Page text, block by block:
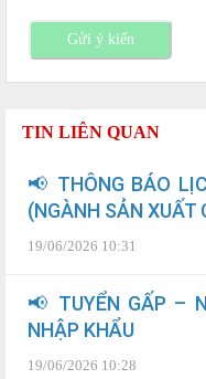
Gửi ý kiến
TIN LIÊN QUAN
📢 THÔNG BÁO
(NGÀNH SẢN XUẤT
19/06/2026 10:31
📢 TUYỂN GẤP –
NHẬP KHẨU
19/06/2026 10:28